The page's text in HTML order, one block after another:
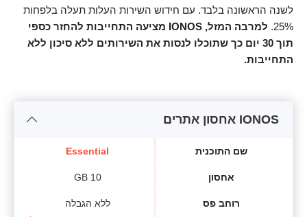
לשנה הראשונה בלבד. עם חידוש השירות העלות תעלה בלפחות
25%.
למרבה המזל, IONOS מציעה התחייבות להחזר כספי
תוך 30 יום כך שתוכלו לנסות את השירותים ללא סיכון ללא
התחייבות.
IONOS אחסון אתרים
שם התוכנית
אחסון
רוחב פס
Essential
10 GB
ללא הגבלה